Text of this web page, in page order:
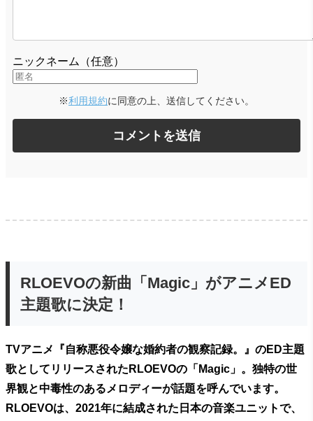
ニックネーム（任意）
※利用規約に同意の上、送信してください。
RLOEVOの新曲「Magic」がアニメED
主題歌に決定！
TVアニメ『自称悪役令嬢な婚約者の観察記録。』のED主題
歌としてリリースされたRLOEVOの「Magic」。独特の世
界観と中毒性のあるメロディーが話題を呼んでいます。
RLOEVOは、2021年に結成された日本の音楽ユニットで、